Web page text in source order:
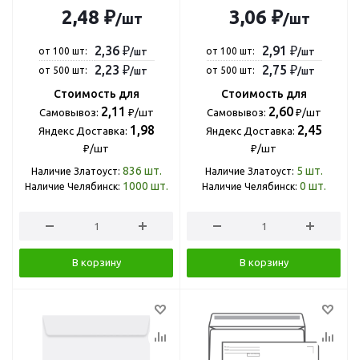
2,48 ₽/шт
от 100 шт: 2,36 ₽/шт
от 500 шт:
2,23 ₽/шт
Стоимость для
Самовывоз: 2,11 ₽/шт
Яндекс Доставка: 1,98
₽/шт
Наличие Златоуст: 836 шт.
Наличие Челябинск: 1000 шт.
В корзину
3,06 ₽/шт
от 100 шт: 2,91 ₽/шт
от 500 шт:
2,75 ₽/шт
Стоимость для
Самовывоз: 2,60₽/шт
Яндекс Доставка: 2,45
₽/шт
Наличие Златоуст: 5 шт.
Наличие Челябинск: 0 шт.
В корзину